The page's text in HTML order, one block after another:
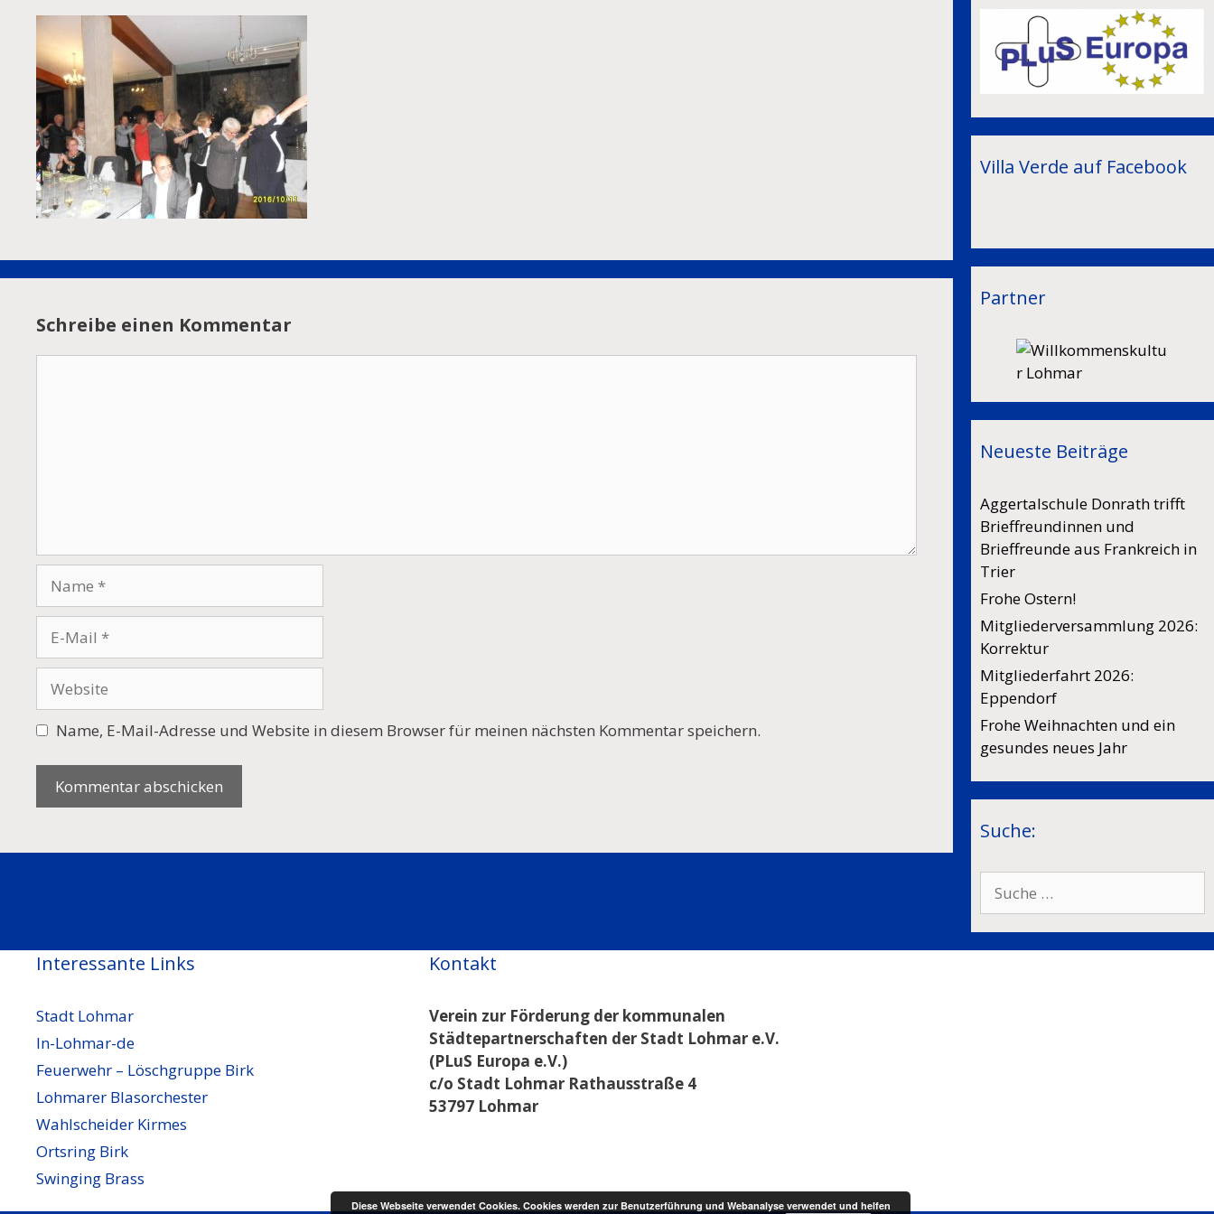
Schreibe einen Kommentar
Mail
Name, E-Mail-Adresse und Website in diesem Browser für meinen nächsten Kommentar speichern.
Villa Verde auf Facebook
Partner
Neueste Beiträge
Aggertalschule Donrath trifft
Brieffreundinnen und
Brieffreunde aus Frankreich in
Trier
Frohe Ostern!
Mitgliederversammlung 2026:
Korrektur
Mitgliederfahrt 2026:
Eppendorf
Frohe Weihnachten und ein
gesundes neues Jahr
Suche:
nach:
Interessante Links
Stadt Lohmar
In-Lohmar-de
Feuerwehr – Löschgruppe Birk
Lohmarer Blasorchester
Wahlscheider Kirmes
Ortsring Birk
Swinging Brass
Kontakt
Verein zur Förderung der kommunalen
Städtepartnerschaften der Stadt Lohmar e.V.
(PLuS Europa e.V.)
c/o Stadt Lohmar Rathausstraße 4
53797 Lohmar
Diese Webseite verwendet Cookies. Cookies werden zur Benutzerführung und Webanalyse verwendet und helfen